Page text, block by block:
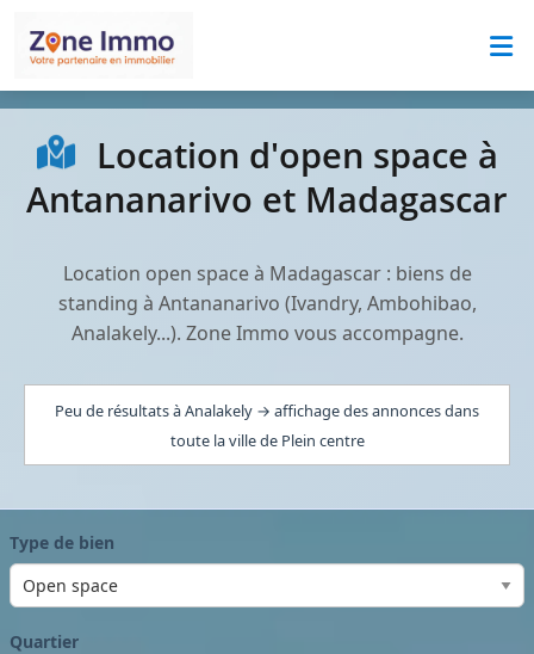
Location d'open space à
Antananarivo et Madagascar
Location open space à Madagascar : biens de
standing à Antananarivo (Ivandry, Ambohibao,
Analakely...). Zone Immo vous accompagne.
Peu de résultats à Analakely → affichage des annonces dans
toute la ville de Plein centre
Type de bien
Quartier